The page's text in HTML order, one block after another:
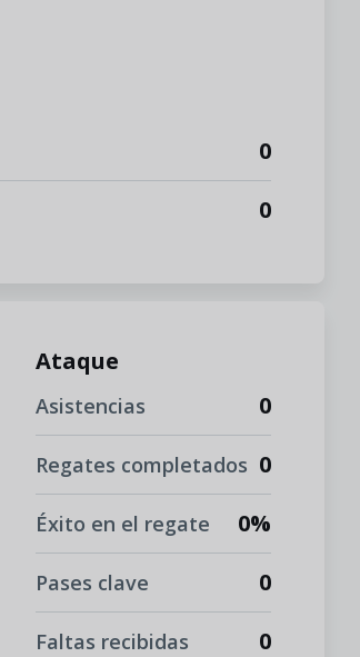
0
0
Ataque
Asistencias 0
Regates completados 0
Éxito en el regate 0%
Pases clave 0
Faltas recibidas 0